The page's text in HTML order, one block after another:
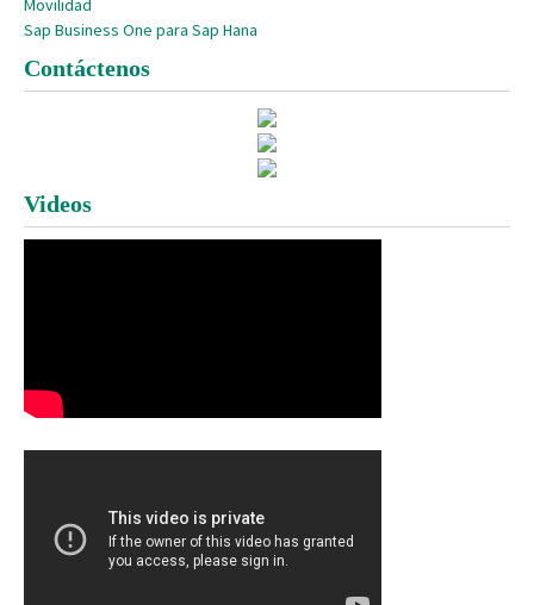
Movilidad
Sap Business One para Sap Hana
Contáctenos
Videos